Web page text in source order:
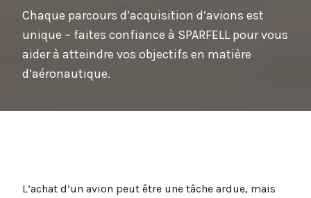
Chaque parcours d’acquisition d’avions est
unique – faites confiance à SPARFELL pour vous
aider à atteindre vos objectifs en matière
d’aéronautique.
L’achat d’un avion peut être une tâche ardue, mais